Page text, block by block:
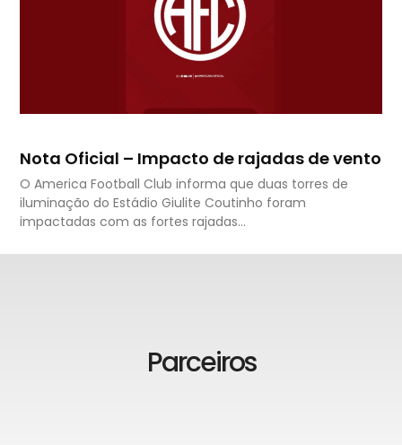
Nota Oficial – Impacto de rajadas de vento
O America Football Club informa que duas torres de
iluminação do Estádio Giulite Coutinho foram
impactadas com as fortes rajadas…
Parceiros